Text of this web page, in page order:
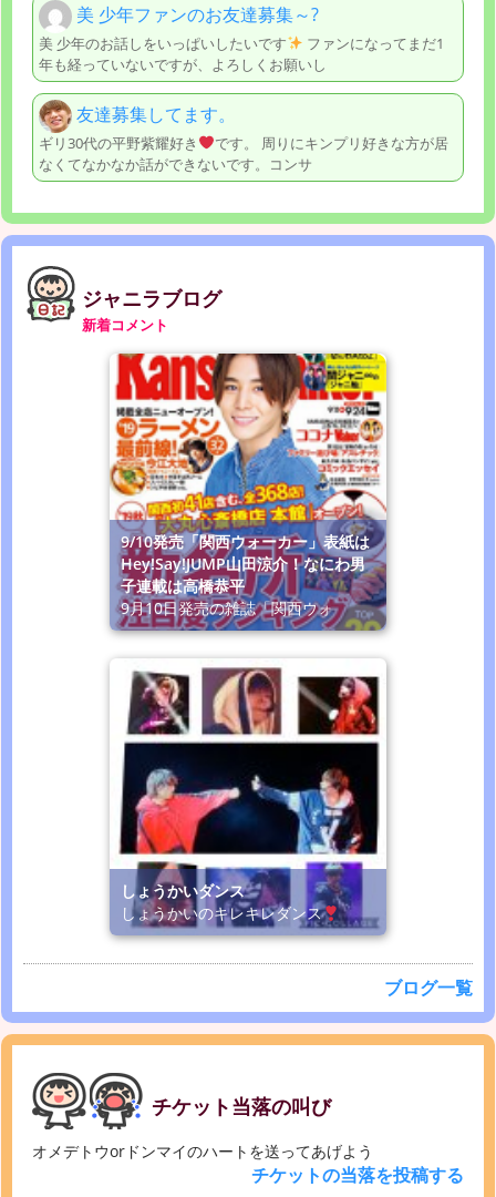
美 少年ファンのお友達募集～?
美 少年のお話しをいっぱいしたいです
ファンになってまだ1
年も経っていないですが、よろしくお願いし
友達募集してます。
ギリ30代の平野紫耀好き
です。 周りにキンプリ好きな方が居
なくてなかなか話ができないです。コンサ
ジャニラブログ
新着コメント
9/10発売「関西ウォーカー」表紙は
Hey!Say!JUMP山田涼介！なにわ男
子連載は高橋恭平
9月10日発売の雑誌「関西ウォ
しょうかいダンス
しょうかいのキレキレダンス
ブログ一覧
チケット当落の叫び
オメデトウorドンマイのハートを送ってあげよう
チケットの当落を投稿する